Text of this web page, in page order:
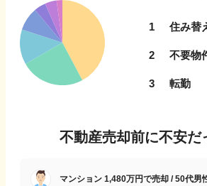
1 住み替
2 不要物
3 転勤
不動産売却前に不安だ
マンション 1,480万円で売却 / 50代男